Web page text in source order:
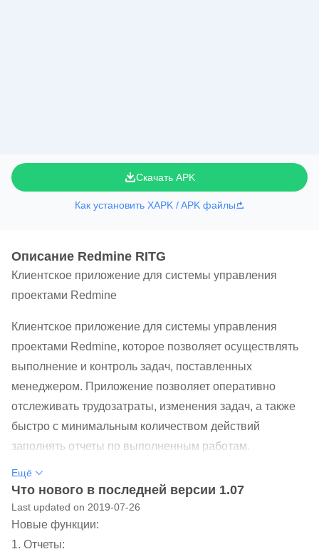
Скачать APK
Как установить XAPK / APK файлы
Oписание Redmine RITG
Клиентское приложение для системы управления
проектами Redmine
Клиентское приложение для системы управления
проектами Redmine, которое позволяет осуществлять
выполнение и контроль задач, поставленных
менеджером. Приложение позволяет оперативно
отслеживать трудозатраты, изменения задач, а также
быстро с минимальным количеством действий
заполнять отчеты по выполненным работам.
Данный продукт предоставляет следующие
возможности:
• динамическое управление задачами. Минимизация
действий пользователя при работе с задачами;
Ещё
Что нового в последней версии 1.07
Last updated on 2019-07-26
Новые функции:
1. Отчеты: